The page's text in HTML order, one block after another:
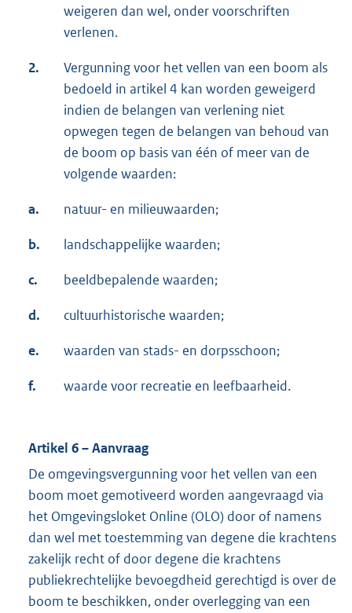
weigeren dan wel, onder voorschriften
verlenen.
2.
Vergunning voor het vellen van een boom als
bedoeld in artikel 4 kan worden geweigerd
indien de belangen van verlening niet
opwegen tegen de belangen van behoud van
de boom op basis van één of meer van de
volgende waarden:
a. natuur- en milieuwaarden;
b. landschappelijke waarden;
c. beeldbepalende waarden;
d. cultuurhistorische waarden;
e. waarden van stads- en dorpsschoon;
f. waarde voor recreatie en leefbaarheid.
Artikel 6 – Aanvraag
De omgevingsvergunning voor het vellen van een
boom moet gemotiveerd worden aangevraagd via
het Omgevingsloket Online (OLO) door of namens
dan wel met toestemming van degene die krachtens
zakelijk recht of door degene die krachtens
publiekrechtelijke bevoegdheid gerechtigd is over de
boom te beschikken, onder overlegging van een